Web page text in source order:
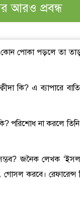
আরও প্রবন্ধ
কোন পোকা পড়লে তা
কি? এ ব্যাপারে
না করলে তিনি
জনৈক লেখক
করবে। রেফারেন্স